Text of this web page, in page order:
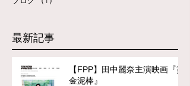
最新記事
【FPP】田中麗奈主演映画『黄
金泥棒』